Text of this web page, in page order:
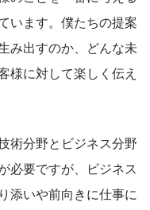
います。僕たちの提案
み出すのか、どんな未
様に対して楽しく伝え
術分野とビジネス分野
必要ですが、ビジネス
添いや前向きに仕事に